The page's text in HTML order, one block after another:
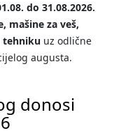
do 31.08.2026.
mašine za veš,
tehniku uz odlične
augusta.
donosi